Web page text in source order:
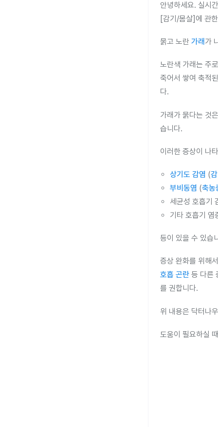
안녕하세요. 실시
[감기/몸살]에 관
묽고 노란 가래 가
노란색 가래는 주
죽어서 쌓여 축적
다.
가래가 묽다는 것
습니다.
이러한 증상이 나
상기도 감염 (
부비동염 (축농
세균성 호흡기
기타 호흡기 염
등이 있을 수 있습
증상 완화를 위해
호흡 곤란 등 다른
를 권합니다.
위 내용은 닥터나
도움이 필요하실